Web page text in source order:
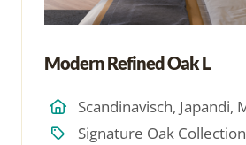
Modern Refined Oak L
Signature Oak Collection